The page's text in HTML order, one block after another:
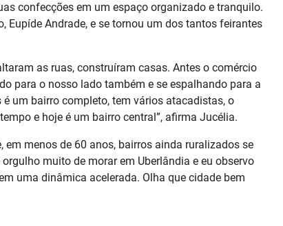
confecções em um espaço organizado e tranquilo.
Andrade, e se tornou um dos tantos feirantes
as ruas, construíram casas. Antes o comércio
para o nosso lado também e se espalhando para a
um bairro completo, tem vários atacadistas, o
e hoje é um bairro central”, afirma Jucélia.
menos de 60 anos, bairros ainda ruralizados se
muito de morar em Uberlândia e eu observo
uma dinâmica acelerada. Olha que cidade bem